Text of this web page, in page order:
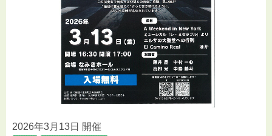
2026年3月13日 開催